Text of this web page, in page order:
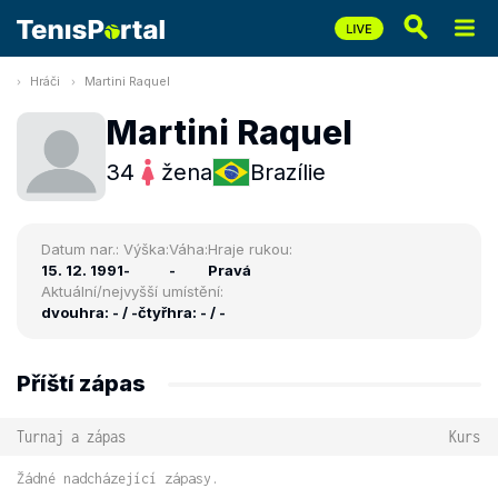
Hráči Martini Raquel
Martini Raquel
34 žena Brazílie
Datum nar.:
15. 12. 1991
Výška:
-
Váha:
-
Hraje rukou:
Pravá
Aktuální/nejvyšší umístění:
dvouhra: - / -čtyřhra: - / -
Příští zápas
Turnaj a zápas Kurs
Žádné nadcházející zápasy.